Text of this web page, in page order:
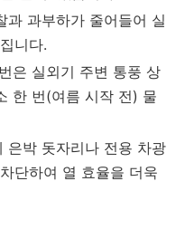
과 과부하가 줄어들어 실
니다.
은 실외기 주변 통풍 상
한 번(여름 시작 전) 물
은박 돗자리나 전용 차광
단하여 열 효율을 더욱